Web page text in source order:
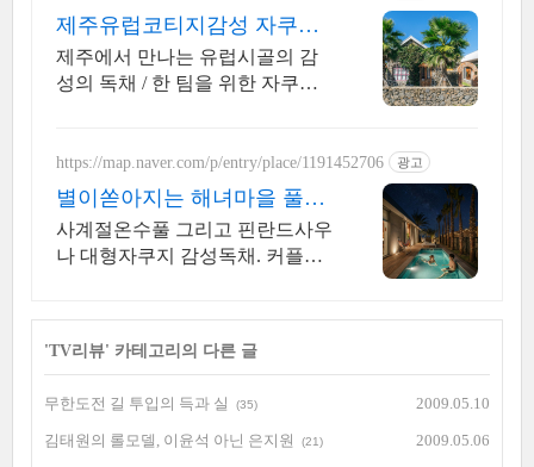
제주유럽코티지감성 자쿠지
독채 프라이빗 제주여행, 유
럽감성
제주에서 만나는 유럽시골의 감
성의 독채 / 한 팀을 위한 자쿠지
즐기는 프라이빗 자쿠지와 전용
온실바베큐
https://map.naver.com/p/entry/place/1191452706 광고
별이쏟아지는 해녀마을 풀빌
라 르세라핌도 다녀간 감성풀
빌라
사계절온수풀 그리고 핀란드사우
나 대형자쿠지 감성독채. 커플부
온전한휴식
'TV리뷰' 카테고리의 다른 글
무한도전 길 투입의 득과 실 (35) 2009.05.10
김태원의 롤모델, 이윤석 아닌 은지원 (21) 2009.05.06